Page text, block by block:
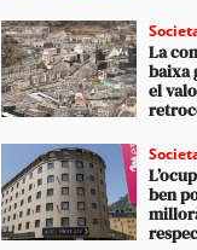
La
baixa
el
ben